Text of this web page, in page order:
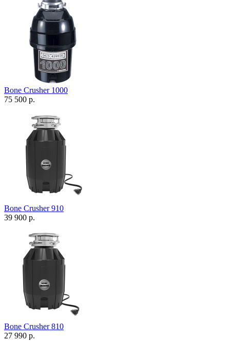
Bone Crusher 1000
75 500 р.
Bone Crusher 910
39 900 р.
Bone Crusher 810
27 990 р.